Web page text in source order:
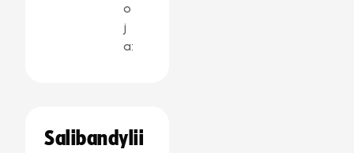
o
j
a:
Salibandylii